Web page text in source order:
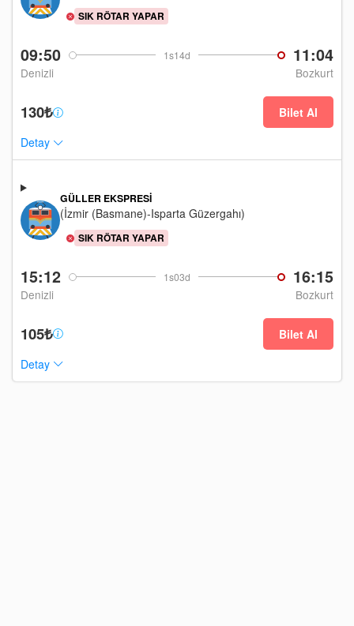
09:50 1s14d 11:04
Denizli Bozkurt
SIK RÖTAR YAPAR
130₺
Bilet Al
Detay
15:12 1s03d 16:15
Denizli Bozkurt
GÜLLER EKSPRESI
(İzmir (Basmane)-Isparta Güzergahı)
SIK RÖTAR YAPAR
105₺
Bilet Al
Detay